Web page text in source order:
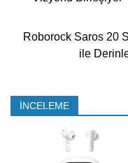
Roborock Saros 20
ile
İNCELEME